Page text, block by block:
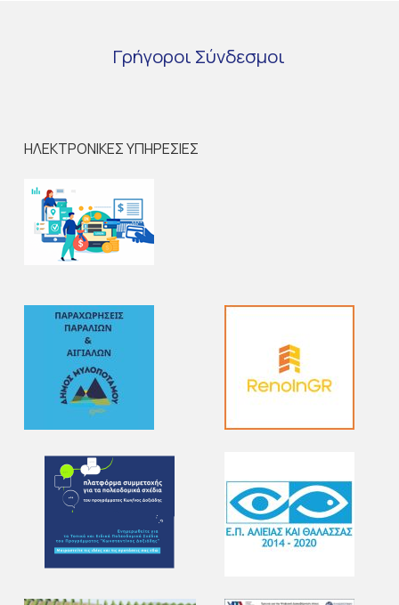
Γρήγοροι Σύνδεσμοι
ΗΛΕΚΤΡΟΝΙΚΕΣ ΥΠΗΡΕΣΙΕΣ